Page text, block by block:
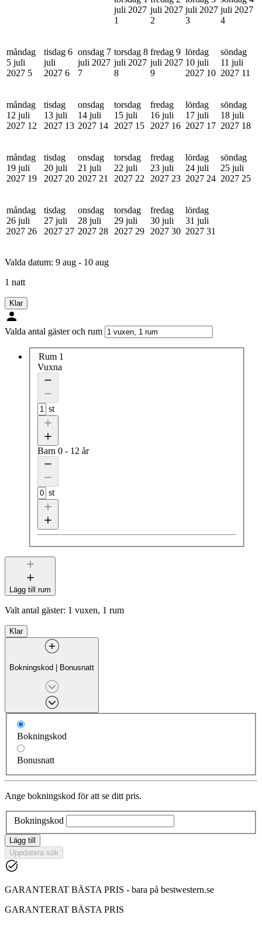
juli 2027
1
juli 2027
2
juli 2027
3
juli 2027
4
måndag
5 juli
2027 5
tisdag 6
juli
2027 6
onsdag 7
juli 2027
7
torsdag 8
juli 2027
8
fredag 9
juli 2027
9
lördag
10 juli
2027 10
söndag
11 juli
2027 11
måndag
12 juli
2027 12
tisdag
13 juli
2027 13
onsdag
14 juli
2027 14
torsdag
15 juli
2027 15
fredag
16 juli
2027 16
lördag
17 juli
2027 17
söndag
18 juli
2027 18
måndag
19 juli
2027 19
tisdag
20 juli
2027 20
onsdag
21 juli
2027 21
torsdag
22 juli
2027 22
fredag
23 juli
2027 23
lördag
24 juli
2027 24
söndag
25 juli
2027 25
måndag
26 juli
2027 26
tisdag
27 juli
2027 27
onsdag
28 juli
2027 28
torsdag
29 juli
2027 29
fredag
30 juli
2027 30
lördag
31 juli
2027 31
Valda datum: 9 aug - 10 aug
1 natt
Klar
Valda antal gäster och rum
Rum 1
Vuxna
st
Barn 0 - 12 år
st
Lägg till rum
Valt antal gäster: 1 vuxen, 1 rum
Klar
Bokningskod | Bonusnatt
Bokningskod
Bonusnatt
Ange bokningskod för att se ditt pris.
Bokningskod
Lägg till
Uppdatera sök
GARANTERAT BÄSTA PRIS - bara på bestwestern.se
GARANTERAT BÄSTA PRIS